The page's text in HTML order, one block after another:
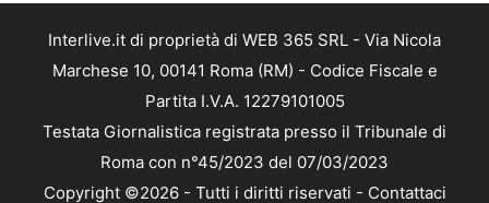
Interlive.it di proprietà di WEB 365 SRL - Via Nicola
Marchese 10, 00141 Roma (RM) - Codice Fiscale e
Partita I.V.A. 12279101005
Testata Giornalistica registrata presso il Tribunale di
Roma con n°45/2023 del 07/03/2023
Copyright ©2026 - Tutti i diritti riservati - Contattaci